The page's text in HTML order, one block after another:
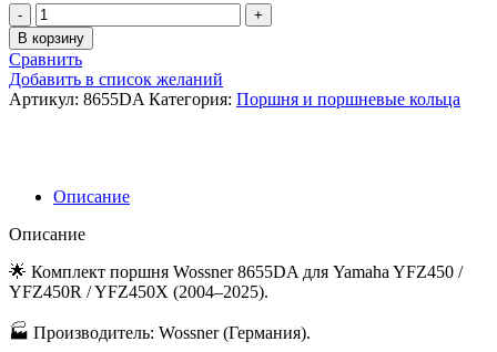
Количество
товара
Поршень
Wossner
8655DA
Yamaha
05
94.95mm
В корзину
Сравнить
Добавить в список желаний
Артикул: 8655DA Категория: Поршня и поршневые кольца
Описание
Описание
🌟 Комплект поршня Wossner 8655DA для Yamaha YFZ450 /
YFZ450R / YFZ450X (2004–2025).
🏭 Производитель: Wossner (Германия).